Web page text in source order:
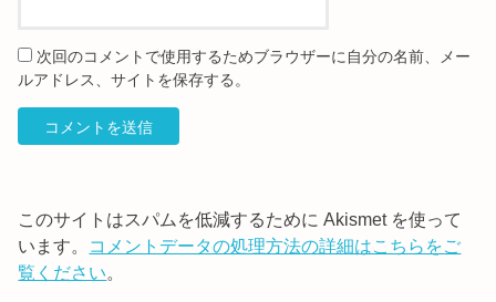
次回のコメントで使用するためブラウザーに自分の名前、メー
ルアドレス、サイトを保存する。
このサイトはスパムを低減するために Akismet を使って
います。 コメントデータの処理方法の詳細はこちらをご
覧ください。